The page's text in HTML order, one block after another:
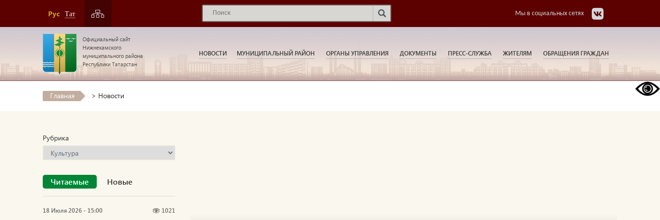
Рус Тат Мы в социальных сетях
Официальный сайт
Нижнекамского
муниципального района
Республики Татарстан
НОВОСТИ МУНИЦИПАЛЬНЫЙ РАЙОН ОРГАНЫ УПРАВЛЕНИЯ ДОКУМЕНТЫ ПРЕСС-СЛУЖБА ЖИТЕЛЯМ ОБРАЩЕНИЯ ГРАЖДАН
Главная > Новости
Рубрика
Читаемые Новые
18 Июля 2026 - 15:00 1021